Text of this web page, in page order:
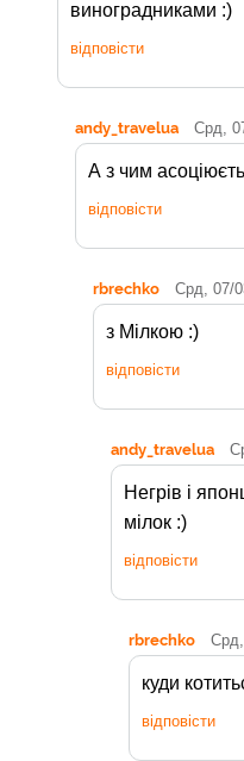
виноградниками :)
відповісти
andy_travelua Срд,
А з чим
відповісти
rbrechko Срд, 07/
з Мілкою :)
відповісти
andy_travelua
Негрів і
мілок :)
відповісти
rbrechko
куди
відповісти